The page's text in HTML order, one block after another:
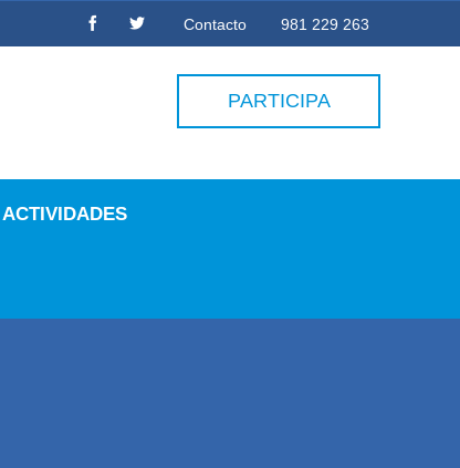
Contacto 981 229 263
PARTICIPA
ACTIVIDADES